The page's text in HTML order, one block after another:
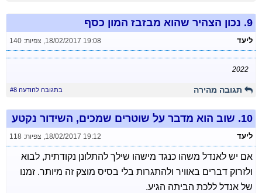
9. נכון הצהיר שהוא מבזבז המון כסף
ליעד 18/02/2017 19:08
, צפיות: 140
2022
תגובה מהירה בתגובה להודעה #8
10. שוב הוא מדבר על שוטרים שמכים, השידור נקטע
ליעד 18/02/2017 19:12
, צפיות: 118
אם יש לאנדל משהו כנגד מישהו שילך להתלונן נקודתית, לבוא
ולזרוק דברים באוויר ולהתגרות בלי בסיס מוצק זה מיותר. זמנו
של אנדל ללכת הביתה הגיע.